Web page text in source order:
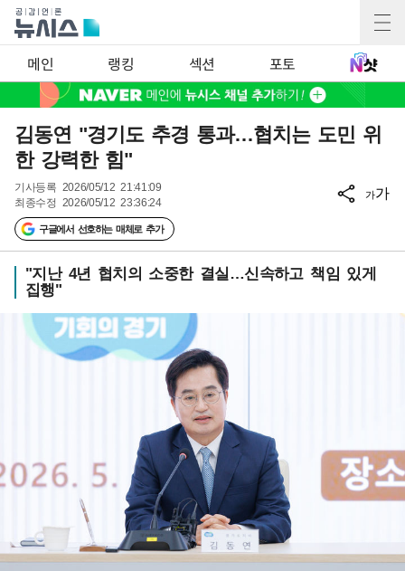
메인 랭킹 섹션 포토
김동연 "경기도 추경 통과…협치는 도민 위
한 강력한 힘"
기사등록 2026/05/12 21:41:09
최종수정 2026/05/12 23:36:24
구글에서 선호하는 매체로 추가
가가
"지난 4년 협치의 소중한 결실…신속하고 책임 있게
집행"